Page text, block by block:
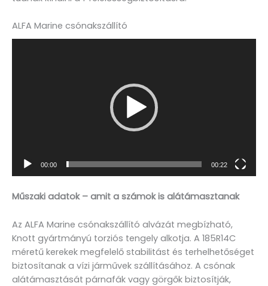
ALFA Marine csónakszállító
00:00 00:22
Műszaki adatok – amit a számok is alátámasztanak
Az ALFA Marine csónakszállító alvázát megbízható,
Knott gyártmányú torziós tengely alkotja. A 185R14C
méretű kerekek megfelelő stabilitást és terhelhetőséget
biztosítanak a vízi járművek szállításához. A csónak
alátámasztását párnafák vagy görgők biztosítják,